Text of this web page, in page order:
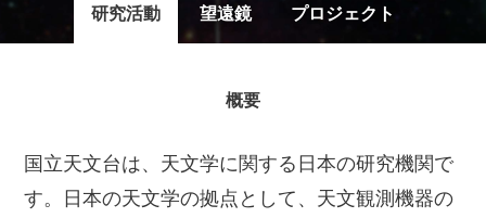
研究活動 望遠鏡 プロジェクト
概要
国立天文台は、天文学に関する日本の研究機関で
す。日本の天文学の拠点として、天文観測機器の